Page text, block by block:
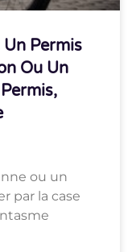
Permis
Ou Un
ou un
par la case